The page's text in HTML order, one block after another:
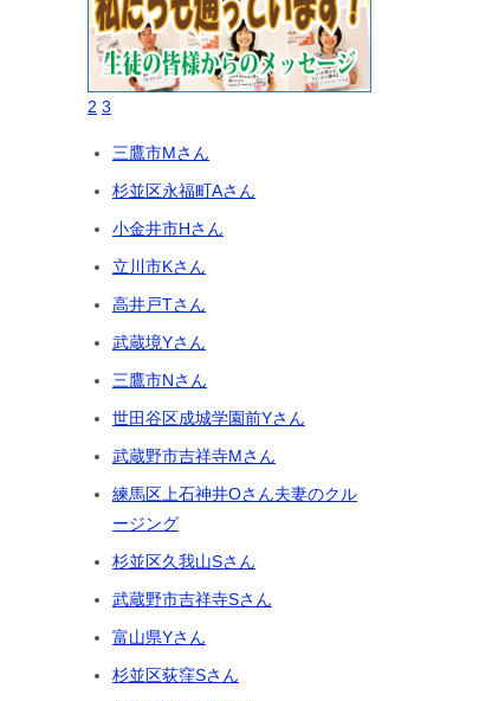
2 3
三鷹市Mさん
杉並区永福町Aさん
小金井市Hさん
立川市Kさん
高井戸Tさん
武蔵境Yさん
三鷹市Nさん
世田谷区成城学園前Yさん
武蔵野市吉祥寺Mさん
練馬区上石神井Oさん夫妻のクル
ージング
杉並区久我山Sさん
武蔵野市吉祥寺Sさん
富山県Yさん
杉並区荻窪Sさん